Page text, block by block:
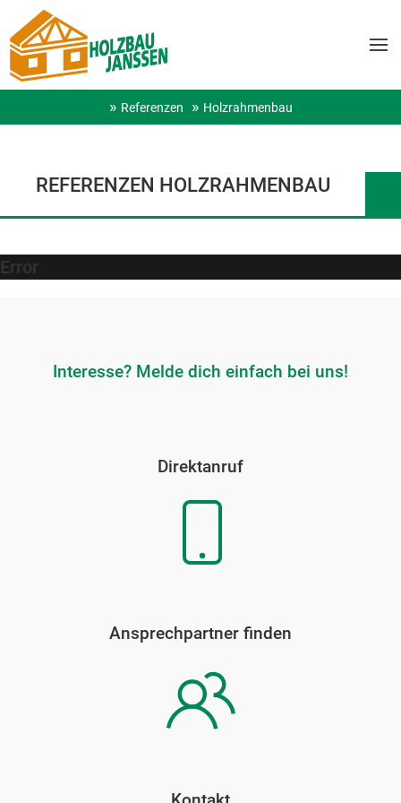
Referenzen Holzrahmenbau
REFERENZEN HOLZRAHMENBAU
Error
Interesse? Melde dich einfach bei uns!
Direktanruf
Ansprechpartner finden